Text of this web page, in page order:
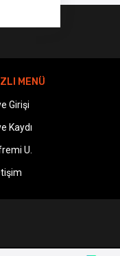
MENÜ
Girişi
Kaydı
U.